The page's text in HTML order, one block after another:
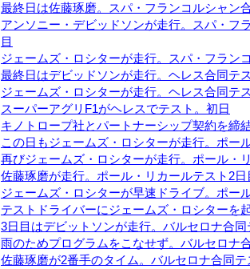
最終日は佐藤琢磨。スパ・フランコルシャン
アンソニー・デビッドソンが走行。スパ・フ
目
ジェームズ・ロシターが走行。スパ・フラン
最終日はデビッドソンが走行。ヘレス合同テ
ジェームズ・ロシターが走行。ヘレス合同テ
スーパーアグリF1がヘレスでテスト。初日
キノトロープ社とパートナーシップ契約を締
この日もジェームズ・ロシターが走行。ポー
再びジェームズ・ロシターが走行。ポール・
佐藤琢磨が走行。ポール・リカールテスト2日
ジェームズ・ロシターが早速ドライブ。ポー
テストドライバーにジェームズ・ロシターを
3日目はデビットソンが走行。バルセロナ合
雨のためプログラムをこなせず。バルセロナ
佐藤琢磨が2番手のタイム。バルセロナ合同テ